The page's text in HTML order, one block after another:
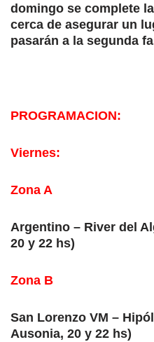
domingo se complete
cerca de asegurar un
pasarán a la segunda
PROGRAMACION:
Viernes:
Zona A
Argentino – River del
20 y 22 hs)
Zona B
San Lorenzo VM –
Ausonia, 20 y 22 hs)